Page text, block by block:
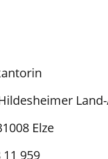
Elze
11 959